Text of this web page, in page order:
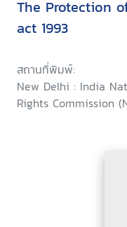
The Protection
act 1993
สถานที่พิมพ์:
New Delhi : India
Rights Commission